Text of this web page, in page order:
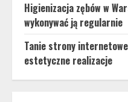
Higienizacja zębów w
wykonywać ją regularnie
Tanie strony
estetyczne realizacje